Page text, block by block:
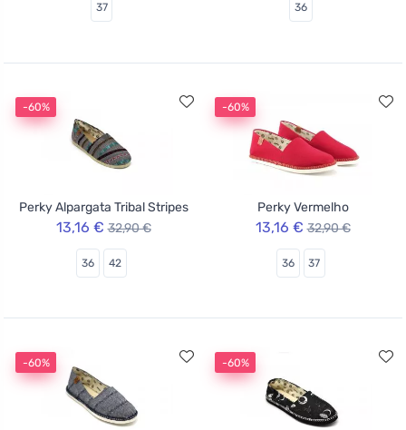
37 36
-60%
Perky Alpargata Tribal Stripes
13,16 € 32,90 €
36 42
-60%
Perky Vermelho
13,16 € 32,90 €
36 37
-60% -60%